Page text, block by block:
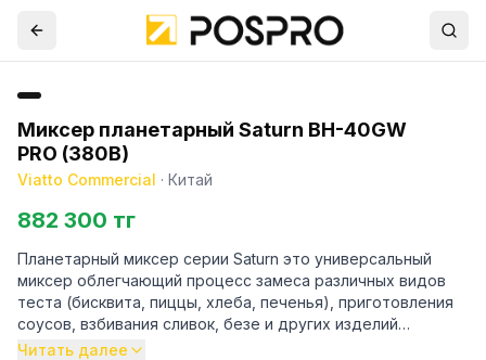
Миксер планетарный Saturn BH-40GW
PRO (380В)
Viatto Commercial · Китай
882 300 тг
Планетарный миксер серии Saturn это универсальный
миксер облегчающий процесс замеса различных видов
теста (бисквита, пиццы, хлеба, печенья), приготовления
соусов, взбивания сливок, безе и других изделий
профессиональной кухни.
Читать далее